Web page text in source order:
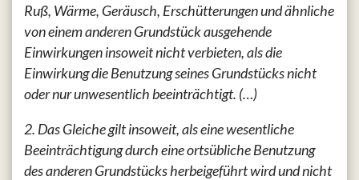
Ruß, Wärme, Geräusch, Erschütterungen und ähnliche
von einem anderen Grundstück ausgehende
Einwirkungen insoweit nicht verbieten, als die
Einwirkung die Benutzung seines Grundstücks nicht
oder nur unwesentlich beeinträchtigt. (…)
2. Das Gleiche gilt insoweit, als eine wesentliche
Beeinträchtigung durch eine ortsübliche Benutzung
des anderen Grundstücks herbeigeführt wird und nicht